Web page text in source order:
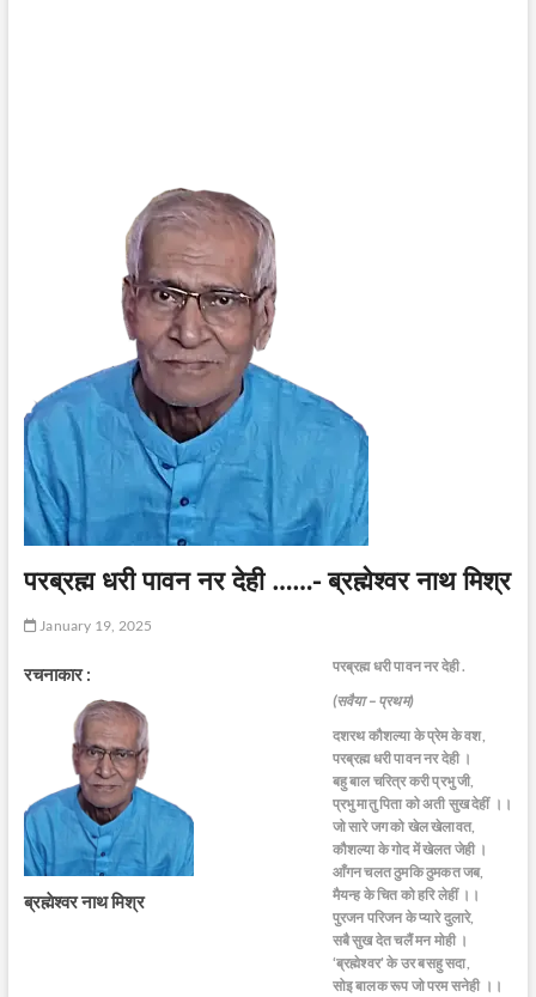
परब्रह्म धरी पावन नर देही ……- ब्रह्मेश्वर नाथ मिश्र
January 19, 2025
परब्रह्म धरी पावन नर देही .
(सवैया – प्रथम)
दशरथ कौशल्या के प्रेम के वश,
परब्रह्म धरी पावन नर देही ।
बहु बाल चरित्र करी प्रभु जी,
प्रभु मातु पिता को अती सुख देहीं ।।
जो सारे जग को खेल खेलावत,
कौशल्या के गोद में खेलत जेही ।
आँगन चलत ठुमकि ठुमकत जब,
मैयन्ह के चित को हरि लेहीं ।।
पुरजन परिजन के प्यारे दुलारे,
सबै सुख देत चलैं मन मोही ।
‘ब्रह्मेश्वर’ के उर बसहु सदा,
सोइ बालक रूप जो परम सनेही ।।
रचनाकार :
ब्रह्मेश्वर नाथ मिश्र